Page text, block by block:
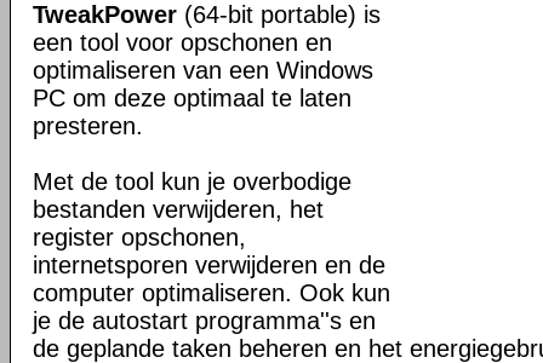
TweakPower (64-bit portable) is
een tool voor opschonen en
optimaliseren van een Windows
PC om deze optimaal te laten
presteren.
Met de tool kun je overbodige
bestanden verwijderen, het
register opschonen,
internetsporen verwijderen en de
computer optimaliseren. Ook kun
je de autostart programma''s en
de geplande taken beheren en het